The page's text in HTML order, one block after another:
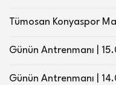
Tümosan Konyaspor
Günün Antrenmanı |
Günün Antrenmanı |